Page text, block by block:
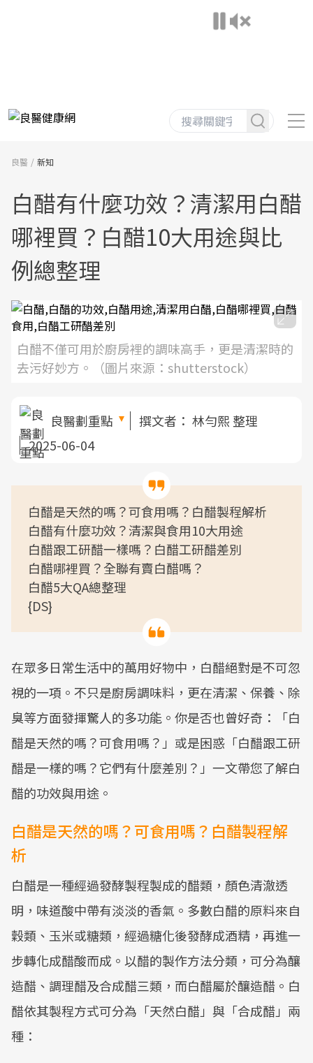
良醫 新知
白醋有什麼功效？清潔用白醋
哪裡買？白醋10大用途與比
例總整理
白醋不僅可用於廚房裡的調味高手，更是清潔時的
去污好妙方。（圖片來源：shutterstock）
良醫劃重點 撰文者： 林勻熙 整理
2025-06-04
白醋是天然的嗎？可食用嗎？白醋製程解析
白醋有什麼功效？清潔與食用10大用途
白醋跟工研醋一樣嗎？白醋工研醋差別
白醋哪裡買？全聯有賣白醋嗎？
白醋5大QA總整理
{DS}
在眾多日常生活中的萬用好物中，白醋絕對是不可忽
視的一項。不只是廚房調味料，更在清潔、保養、除
臭等方面發揮驚人的多功能。你是否也曾好奇：「白
醋是天然的嗎？可食用嗎？」或是困惑「白醋跟工研
醋是一樣的嗎？它們有什麼差別？」一文帶您了解白
醋的功效與用途。
白醋是天然的嗎？可食用嗎？白醋製程解
析
白醋是一種經過發酵製程製成的醋類，顏色清澈透
明，味道酸中帶有淡淡的香氣。多數白醋的原料來自
穀類、玉米或糖類，經過糖化後發酵成酒精，再進一
步轉化成醋酸而成。以醋的製作方法分類，可分為釀
造醋、調理醋及合成醋三類，而白醋屬於釀造醋。白
醋依其製程方式可分為「天然白醋」與「合成醋」兩
種：